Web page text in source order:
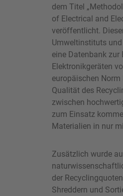
dem Titel
of Electrical and
veröffentlicht.
Umweltinstituts
eine Datenbank zur
Elektronikgeräten
europäischen
Qualität des
zwischen
zum Einsatz
Materialien in nur
Zusätzlich wurde
der
Shreddern und